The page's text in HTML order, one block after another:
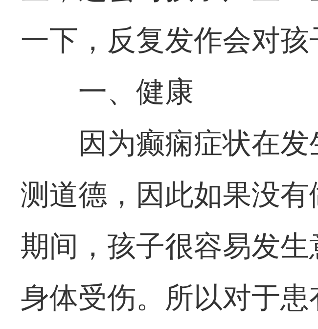
一下，反复发作会对孩
一、健康
因为癫痫症状在
测道德，因此如果没
期间，孩子很容易发
身体受伤。所以对于